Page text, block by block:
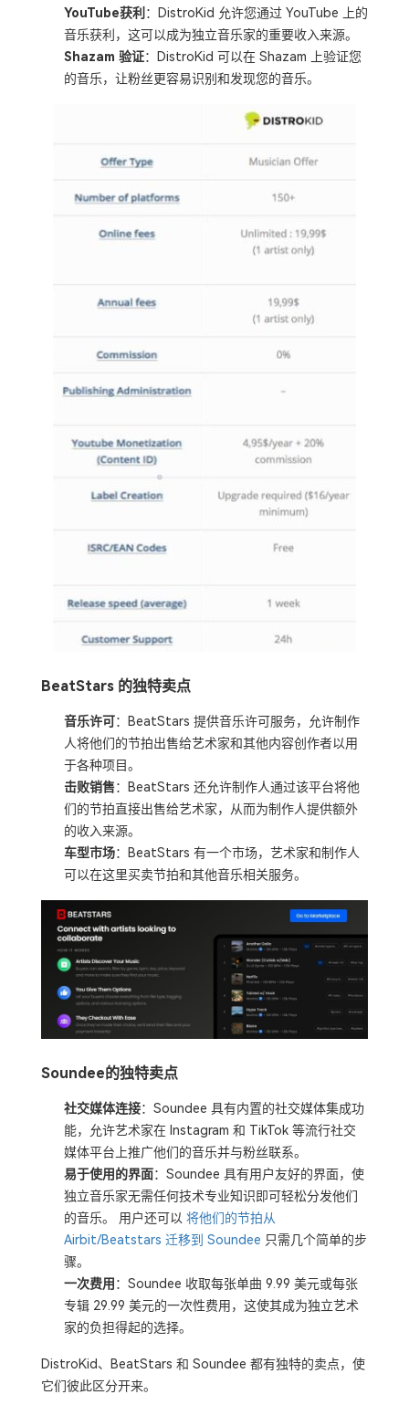
YouTube获利 ：DistroKid 允许您通过 YouTube 上的
音乐获利，这可以成为独立音乐家的重要收入来源。
Shazam 验证：DistroKid 可以在 Shazam 上验证您
的音乐，让粉丝更容易识别和发现您的音乐。
BeatStars 的独特卖点
音乐许可：BeatStars 提供音乐许可服务，允许制作
人将他们的节拍出售给艺术家和其他内容创作者以用
于各种项目。
击败销售：BeatStars 还允许制作人通过该平台将他
们的节拍直接出售给艺术家，从而为制作人提供额外
的收入来源。
车型市场：BeatStars 有一个市场，艺术家和制作人
可以在这里买卖节拍和其他音乐相关服务。
Soundee的独特卖点
社交媒体连接：Soundee 具有内置的社交媒体集成功
能，允许艺术家在 Instagram 和 TikTok 等流行社交
媒体平台上推广他们的音乐并与粉丝联系。
易于使用的界面：Soundee 具有用户友好的界面，使
独立音乐家无需任何技术专业知识即可轻松分发他们
的音乐。 用户还可以 将他们的节拍从
Airbit/Beatstars 迁移到 Soundee 只需几个简单的步
骤。
一次费用 ：Soundee 收取每张单曲 9.99 美元或每张
专辑 29.99 美元的一次性费用，这使其成为独立艺术
家的负担得起的选择。
DistroKid、BeatStars 和 Soundee 都有独特的卖点，使
它们彼此区分开来。